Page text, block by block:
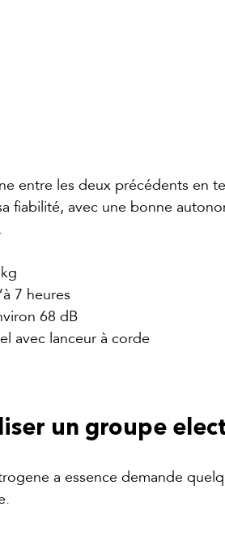
entre les deux précédents en
fiabilité, avec une bonne
7 heures
68 dB
avec lanceur à corde
un groupe
a essence demande